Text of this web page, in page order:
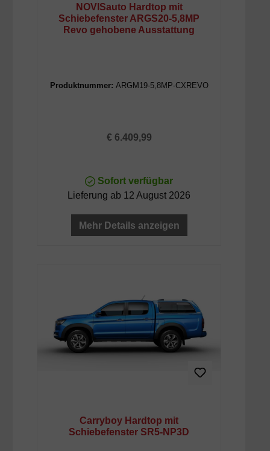
NOVISauto Hardtop mit
Schiebefenster ARGS20-5,8MP
Revo gehobene Ausstattung
Produktnummer: ARGM19-5,8MP-CXREVO
Regulärer Preis:
€ 6.409,99
Sofort verfügbar
Lieferung ab 12 August 2026
Mehr Details anzeigen
Carryboy Hardtop mit
Schiebefenster SR5-NP3D